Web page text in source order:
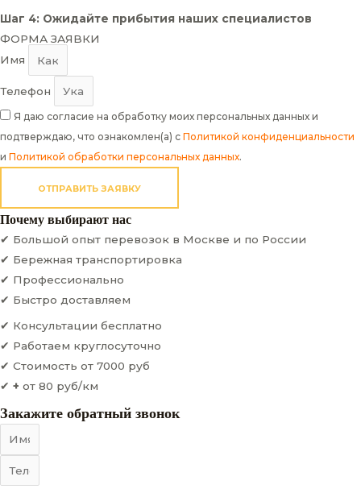
Шаг 4: Ожидайте прибытия наших специалистов
ФОРМА ЗАЯВКИ
Имя
Телефон
Я даю согласие на обработку моих персональных данных и
подтверждаю, что ознакомлен(а) с Политикой конфиденциальности
и Политикой обработки персональных данных.
ОТПРАВИТЬ ЗАЯВКУ
Почему выбирают нас
✔ Большой опыт перевозок в Москве и по России
✔ Бережная транспортировка
✔ Профессионально
✔ Быстро доставляем
✔ Консультации бесплатно
✔ Работаем круглосуточно
✔ Стоимость от 7000 руб
✔ + от 80 руб/км
Закажите обратный звонок